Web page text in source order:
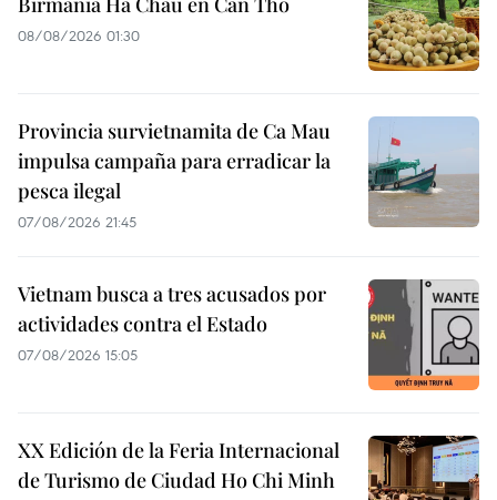
08/08/2026 01:30
Provincia survietnamita de Ca Mau
impulsa campaña para erradicar la
pesca ilegal
07/08/2026 21:45
Vietnam busca a tres acusados por
actividades contra el Estado
07/08/2026 15:05
XX Edición de la Feria Internacional
de Turismo de Ciudad Ho Chi Minh